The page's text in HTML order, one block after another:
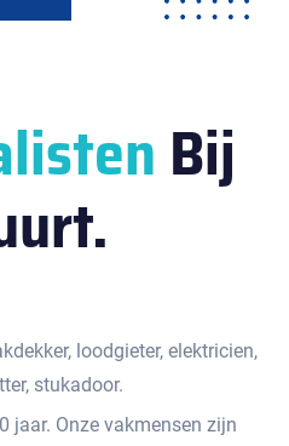
Bij
loodgieter, elektricien,
stukadoor.
jaar. Onze vakmensen zijn